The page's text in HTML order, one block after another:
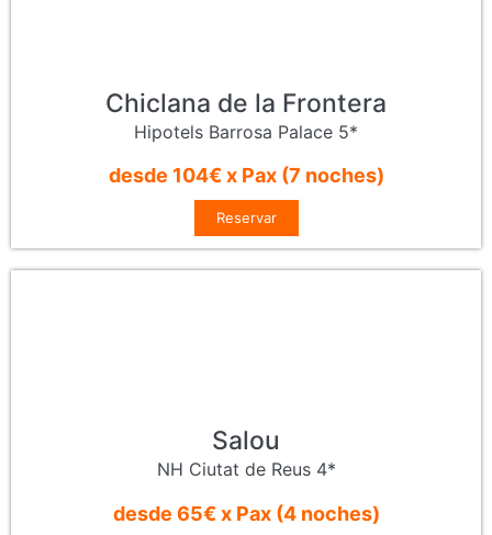
Chiclana de la Frontera
Hipotels Barrosa Palace 5*
desde 104€ x Pax (7 noches)
Reservar
Salou
NH Ciutat de Reus 4*
desde 65€ x Pax (4 noches)